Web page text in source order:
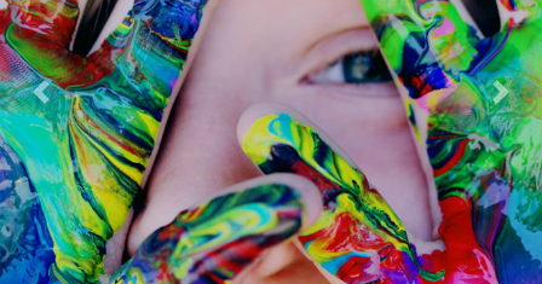
Previous Next